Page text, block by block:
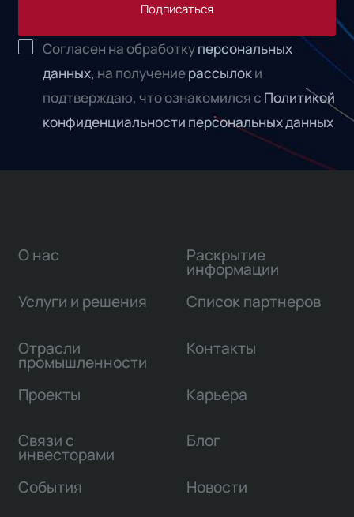
Подписаться
Согласен на обработкуперсональных
данных, на получениерассылоки
подтверждаю, что ознакомился с Политикой
конфиденциальности персональных данных
О нас
Услуги и решения
Отрасли
промышленности
Проекты
Связи с
инвесторами
Раскрытие
информации
Список партнеров
Контакты
Карьера
Блог
События Новости